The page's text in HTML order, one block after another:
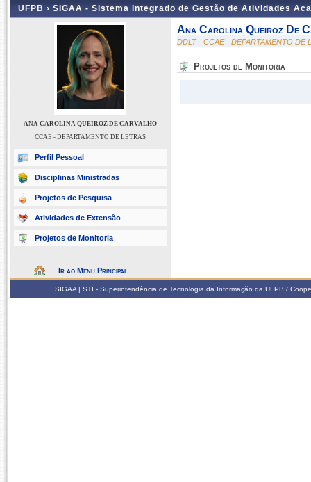
UFPB › SIGAA - Sistema Integrado de Gestão de Atividades
ANA CAROLINA QUEIROZ DE CARVALHO
CCAE - DEPARTAMENTO DE LETRAS
Perfil Pessoal
Disciplinas Ministradas
Projetos de Pesquisa
Atividades de Extensão
Projetos de Monitoria
Ir ao Menu Principal
Ana Carolina Queiroz De
DDLT - CCAE - DEPARTAMENTO DE
Projetos de Monitoria
SIGAA | STI - Superintendência de Tecnologia da Informação da UFPB /